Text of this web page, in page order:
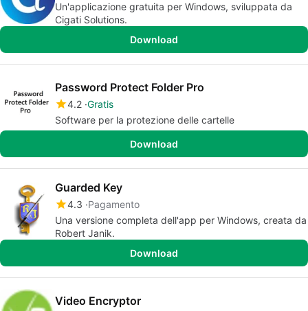
Un'applicazione gratuita per Windows, sviluppata da
Cigati Solutions.
Download
Password Protect Folder Pro
4.2 Gratis
Software per la protezione delle cartelle
Download
Guarded Key
4.3 Pagamento
Una versione completa dell'app per Windows, creata da
Robert Janik.
Download
Video Encryptor